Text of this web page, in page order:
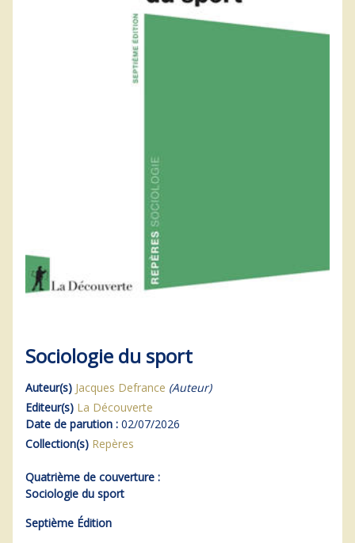
Sociologie du sport
Auteur(s) Jacques Defrance (Auteur)
Editeur(s) La Découverte
Date de parution : 02/07/2026
Collection(s) Repères
Quatrième de couverture :
Sociologie du sport
Septième Édition